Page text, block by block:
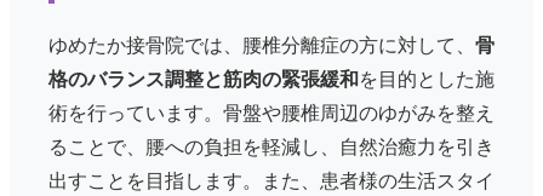
ゆめたか接骨院では、腰椎分離症の方に対して、 骨
格のバランス調整と筋肉の緊張緩和を目的とした施
術を行っています。骨盤や腰椎周辺のゆがみを整え
ることで、腰への負担を軽減し、自然治癒力を引き
出すことを目指します。また、患者様の生活スタイ